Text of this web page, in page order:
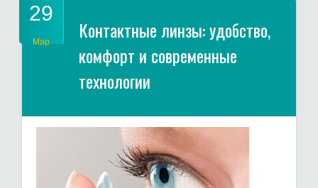
29
Мар
Контактные линзы: удобство,
комфорт и современные
технологии